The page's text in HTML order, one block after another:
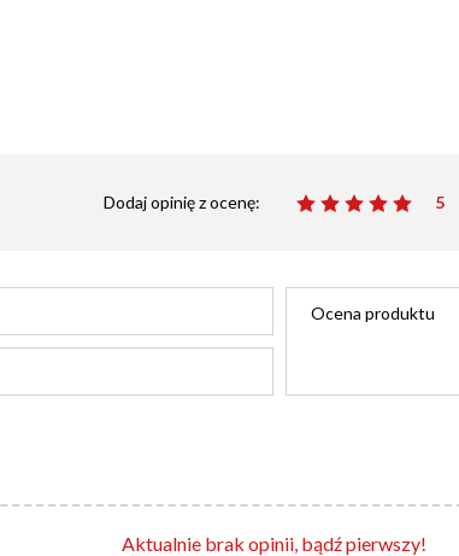
Dodaj opinię z ocenę: 5
Aktualnie brak opinii, bądź pierwszy!